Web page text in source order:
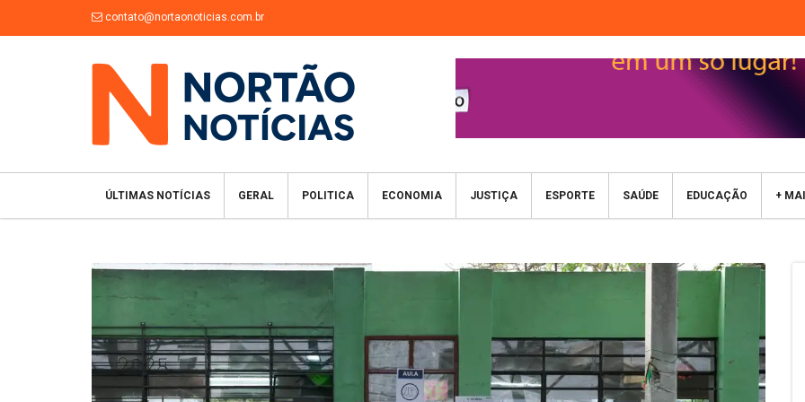
contato@nortaonoticias.com.br
ÚLTIMAS NOTÍCIAS GERAL POLITICA ECONOMIA JUSTIÇA ESPORTE SAÚDE EDUCAÇÃO +